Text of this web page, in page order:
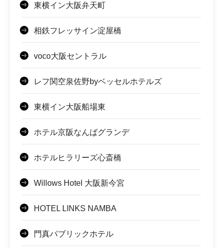
東横イン大阪弁天町
相鉄フレッサイン淀屋橋
voco大阪セントラル
レフ関空泉佐野byベッセルホテルズ
東横イン大阪船場東
ホテル京阪なんばグランデ
ホテルヒラリーズ心斎橋
Willows Hotel 大阪新今宮
HOTEL LINKS NAMBA
門真パブリックホテル